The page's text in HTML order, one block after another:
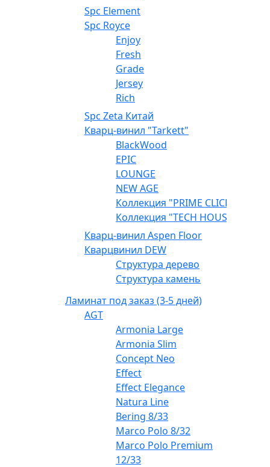
Spc Element
Spc Royce
Enjoy
Fresh
Grade
Jersey
Rich
Spc Zeta Китай
Кварц-винил "Tarkett"
BlackWood
EPIC
LOUNGE
NEW AGE
Коллекция "PRIME CLICK"
Коллекция "TECH HOUSE"
Кварц-винил Aspen Floor
Кварцвинил DEW
Структура дерево
Структура камень
Ламинат под заказ (3-5 дней)
AGT
Armonia Large
Armonia Slim
Concept Neo
Effect
Effect Elegance
Natura Line
Bering 8/33
Marco Polo 8/32
Marco Polo Premium
12/33